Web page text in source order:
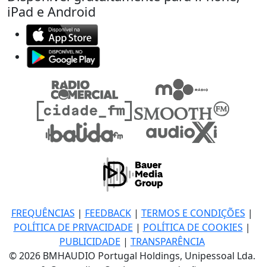
iPad e Android
FREQUÊNCIAS | FEEDBACK| TERMOS E CONDIÇÕES |
POLÍTICA DE PRIVACIDADE | POLÍTICA DE COOKIES |
PUBLICIDADE | TRANSPARÊNCIA
© 2026 BMHAUDIO Portugal Holdings, Unipessoal Lda.